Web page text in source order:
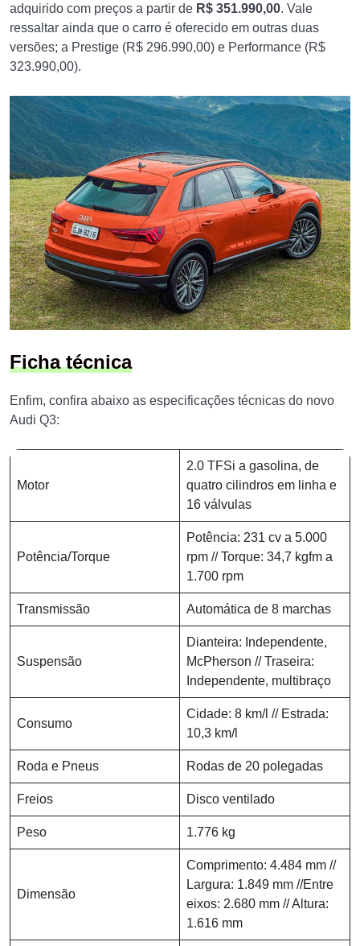
adquirido com preços a partir de R$ 351.990,00. Vale
ressaltar ainda que o carro é oferecido em outras duas
versões; a Prestige (R$ 296.990,00) e Performance (R$
323.990,00).
Ficha técnica
Enfim, confira abaixo as especificações técnicas do novo
Audi Q3:
Motor
2.0 TFSi a gasolina, de
quatro cilindros em linha e
16 válvulas
Potência/Torque
Potência: 231 cv a 5.000
rpm // Torque: 34,7 kgfm a
1.700 rpm
Transmissão Automática de 8 marchas
Suspensão
Dianteira: Independente,
McPherson // Traseira:
Independente, multibraço
Consumo
Cidade: 8 km/l // Estrada:
10,3 km/l
Roda e Pneus Rodas de 20 polegadas
Freios Disco ventilado
Peso 1.776 kg
Dimensão
Comprimento: 4.484 mm //
Largura: 1.849 mm //Entre
eixos: 2.680 mm // Altura:
1.616 mm